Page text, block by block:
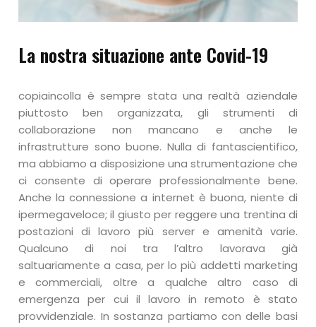
La nostra situazione ante Covid-19
copiaincolla è sempre stata una realtà aziendale
piuttosto ben organizzata, gli strumenti di
collaborazione non mancano e anche le
infrastrutture sono buone. Nulla di fantascientifico,
ma abbiamo a disposizione una strumentazione che
ci consente di operare professionalmente bene.
Anche la connessione a internet è buona,niente di
ipermegaveloce; il giusto per reggere una trentina di
postazioni di lavoro più server e amenità varie.
Qualcuno di noi tra l’altro lavorava già
saltuariamente a casa, per lo più addetti marketing
e commerciali, oltre a qualche altro caso di
emergenza per cui il lavoro in remoto è stato
provvidenziale. In sostanza partiamo con delle basi